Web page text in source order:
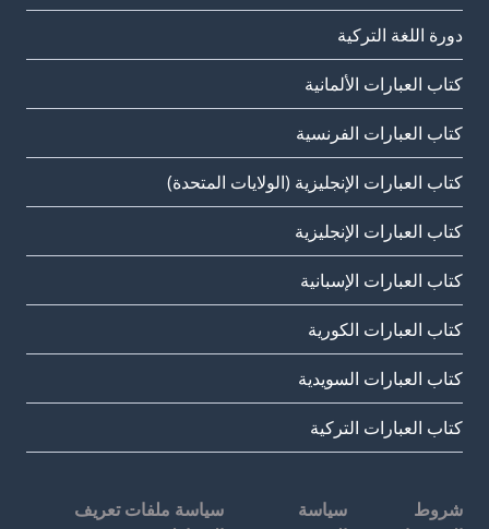
دورة اللغة التركية
كتاب العبارات الألمانية
كتاب العبارات الفرنسية
كتاب العبارات الإنجليزية (الولايات المتحدة)
كتاب العبارات الإنجليزية
كتاب العبارات الإسبانية
كتاب العبارات الكورية
كتاب العبارات السويدية
كتاب العبارات التركية
شروط
سياسة
سياسة ملفات تعريف